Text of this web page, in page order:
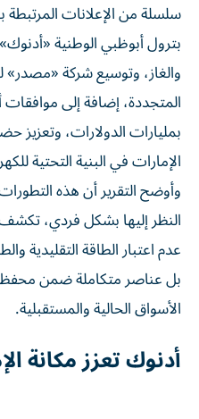
بترول أبوظبي الوطنية
والغاز، وتوسيع شركة «مصدر»
المتجددة، إضافة إلى
بمليارات الدولارات، وتعزيز
الإمارات في البنية التحتية
وأوضح التقرير أن هذه
النظر إليها بشكل فردي،
عدم اعتبار الطاقة التقليدية
بل عناصر متكاملة ضمن
الأسواق الحالية والمستقبلية.
أدنوك تعزز مكانة